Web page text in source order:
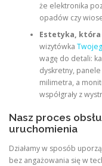
że elektronika
opadów czy
Estetyka, która
wizytówka
wagę do detali:
dyskretny,
milimetra, a
współgrały z
Nasz proces
uruchomienia
Działamy w sposób
bez angażowania się w